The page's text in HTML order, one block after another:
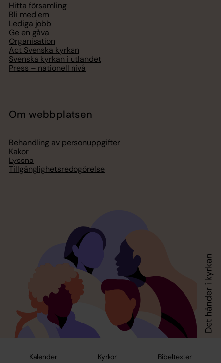
Kalender Kyrkor Bibeltexter
Hitta församling
Bli medlem
Lediga jobb
Ge en gåva
Organisation
Act Svenska kyrkan
Svenska kyrkan i utlandet
Press – nationell nivå
Om webbplatsen
Behandling av personuppgifter
Kakor
Lyssna
Tillgänglighetsredogörelse